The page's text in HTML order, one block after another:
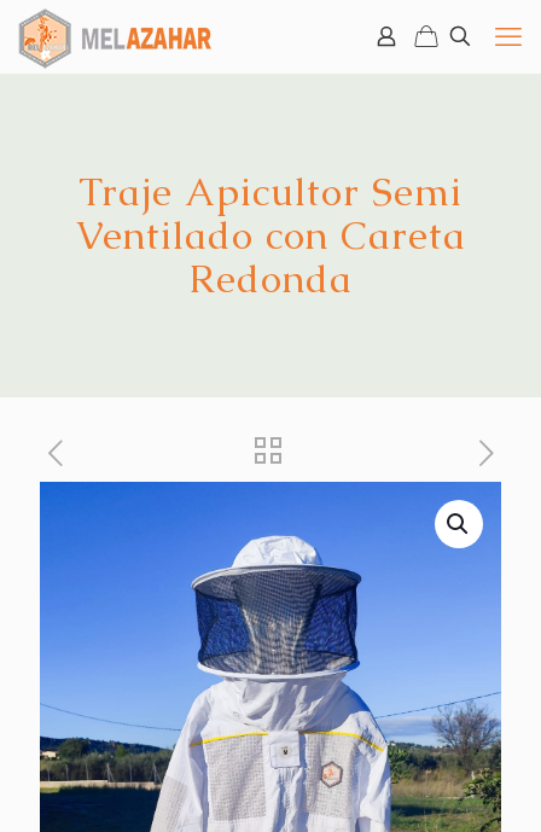
Traje Apicultor Semi
Ventilado con Careta
Redonda